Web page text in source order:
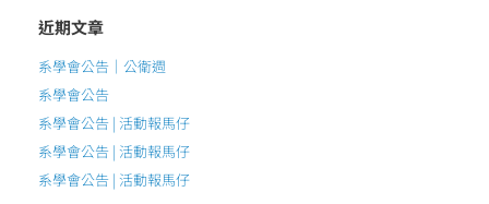
近期文章
系學會公告｜公衛週
系學會公告
系學會公告 | 活動報馬仔
系學會公告 | 活動報馬仔
系學會公告 | 活動報馬仔